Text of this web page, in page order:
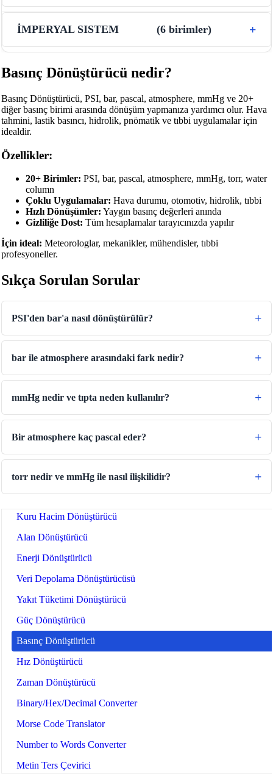
📐Unit Converters
🔧 TOOLS
Uzunluk Dönüştürücü
Ağırlık Dönüştürücü
Sıcaklık Dönüştürücü
Hacim Dönüştürücü
Kuru Hacim Dönüştürücü
Alan Dönüştürücü
Enerji Dönüştürücü
Veri Depolama Dönüştürücüsü
Yakıt Tüketimi Dönüştürücü
Güç Dönüştürücü
Basınç Dönüştürücü
Hız Dönüştürücü
Zaman Dönüştürücü
Binary/Hex/Decimal Converter
Morse Code Translator
Number to Words Converter
Metin Ters Çevirici
İMPERYAL SISTEM (6 birimler)
Basınç Dönüştürücü nedir?
Basınç Dönüştürücü, PSI, bar, pascal, atmosphere, mmHg ve 20+
diğer basınç birimi arasında dönüşüm yapmanıza yardımcı olur. Hava
tahmini, lastik basıncı, hidrolik, pnömatik ve tıbbi uygulamalar için
idealdir.
Özellikler:
20+ Birimler: PSI, bar, pascal, atmosphere, mmHg, torr, water
column
Çoklu Uygulamalar: Hava durumu, otomotiv, hidrolik, tıbbi
Hızlı Dönüşümler: Yaygın basınç değerleri anında
Gizliliğe Dost: Tüm hesaplamalar tarayıcınızda yapılır
İçin ideal: Meteorologlar, mekanikler, mühendisler, tıbbi
profesyoneller.
Sıkça Sorulan Sorular
PSI'den bar'a nasıl dönüştürülür?
bar ile atmosphere arasındaki fark nedir?
mmHg nedir ve tıpta neden kullanılır?
Bir atmosphere kaç pascal eder?
torr nedir ve mmHg ile nasıl ilişkilidir?